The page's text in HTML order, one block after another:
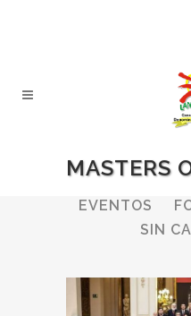
MASTERS
ALL
EVENTOS
SIN